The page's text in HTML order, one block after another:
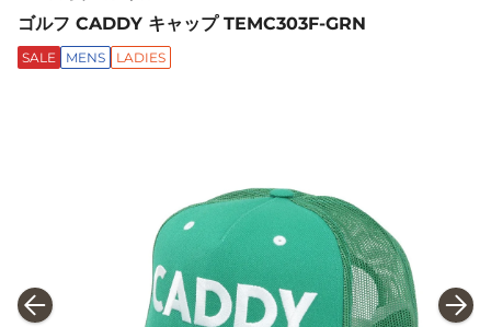
ゴルフ CADDY キャップ TEMC303F-GRN
SALE MENS LADIES